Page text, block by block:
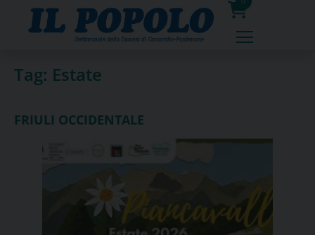
0
prodotti
Tag: Estate
FRIULI OCCIDENTALE